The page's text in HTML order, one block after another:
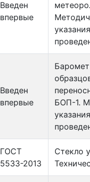
Введен
впервые
Введен
впервые
БОП-1.
ГОСТ
5533-2013
Стекло